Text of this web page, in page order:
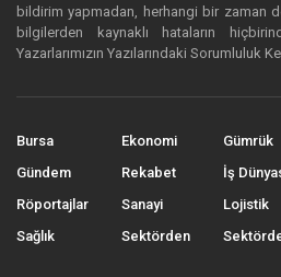
bildirim yapmadan, herhangi bir zaman
bilgilerden kaynaklı hataların
Yazarlarımızın Yazılarındaki Sorumluluk
Bursa
Gündem
Röportajlar
Sağlık
Ekonomi
Rekabet
Sanayi
Sektörden
Gümrük
İş
Lojistik